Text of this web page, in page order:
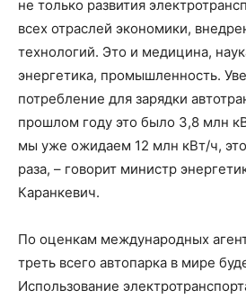
не только развития
всех отраслей экономики,
технологий. Это и медицина,
энергетика, промышленность.
потребление для зарядки
прошлом году это было 3,8 млн
мы уже ожидаем 12 млн кВт/ч,
раза, – говорит министр
Каранкевич.
По оценкам международных
треть всего автопарка в мире
Использование